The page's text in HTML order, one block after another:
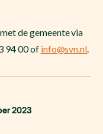
de gemeente via
94 00 of info@svn.nl.
2023